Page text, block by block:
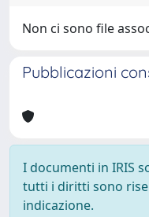
Non ci sono file
Pubblicazioni
I documenti in IRIS
tutti i diritti sono
indicazione.